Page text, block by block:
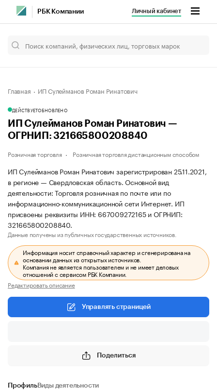
РБК Компании Личный кабинет
Главная ИП Сулейманов Роман Ринатович
ДЕЙСТВУЕТОБНОВЛЕНО
ИП Сулейманов Роман Ринатович —
ОГРНИП: 321665800208840
Розничная торговля Розничная торговля дистанционным способом
ИП Сулейманов Роман Ринатович зарегистрирован 25.11.2021,
в регионе — Свердловская область. Основной вид
деятельности: Торговля розничная по почте или по
информационно-коммуникационной сети Интернет. ИП
присвоены реквизиты ИНН: 667009272165 и ОГРНИП:
321665800208840.
Данные получены из публичных государственных источников.
Информация носит справочный характер и сгенерирована на
основании данных из открытых источников.
Компания не является пользователем и не имеет деловых
отношений с сервисом РБК Компании.
Редактировать описание
Управлять страницей
Поделиться
ПрофильВиды деятельности